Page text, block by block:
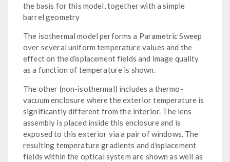
the basis for this model, together with a simple
barrel geometry
The isothermal model performs a Parametric Sweep
over several uniform temperature values and the
effect on the displacement fields and image quality
as a function of temperature is shown.
The other (non-isothermal) includes a thermo-
vacuum enclosure where the exterior temperature is
significantly different from the interior. The lens
assembly is placed inside this enclosure and is
exposed to this exterior via a pair of windows. The
resulting temperature gradients and displacement
fields within the optical system are shown as well as